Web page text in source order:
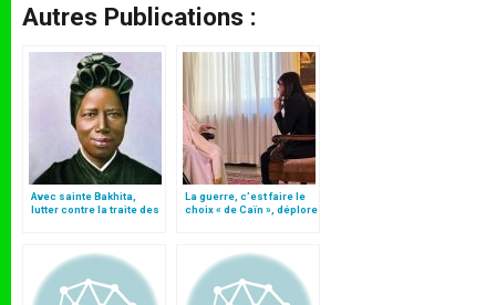
Autres Publications :
Avec sainte Bakhita,
lutter contre la traite des
La guerre, c’est faire le
choix « de Caïn », déplore